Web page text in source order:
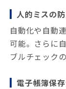
人的ミスの
自動化や自動
可能。さらに
ブルチェック
電子帳簿保